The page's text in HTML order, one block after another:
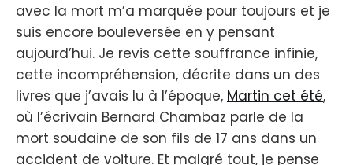
avec la mort m’a marquée pour toujours et je
suis encore bouleversée en y pensant
aujourd’hui. Je revis cette souffrance infinie,
cette incompréhension, décrite dans un des
livres que j’avais lu à l’époque, Martin cet été,
où l’écrivain Bernard Chambaz parle de la
mort soudaine de son fils de 17 ans dans un
accident de voiture. Et malgré tout, je pense